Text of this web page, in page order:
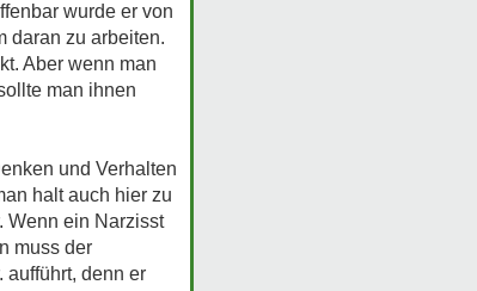
wurde er von
daran zu arbeiten.
Aber wenn man
man ihnen
und Verhalten
halt auch hier zu
Wenn ein Narzisst
muss der
aufführt, denn er